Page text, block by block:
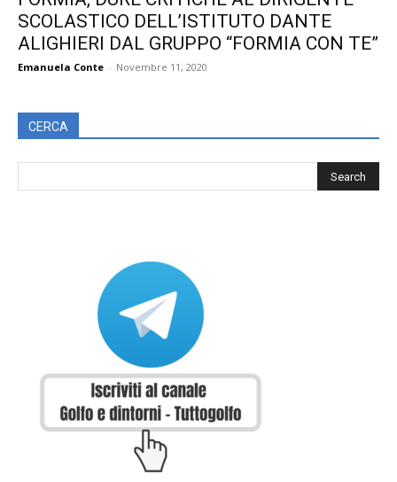
SCOLASTICO DELL’ISTITUTO DANTE
ALIGHIERI DAL GRUPPO “FORMIA CON TE”
Emanuela Conte - Novembre 11, 2020
CERCA